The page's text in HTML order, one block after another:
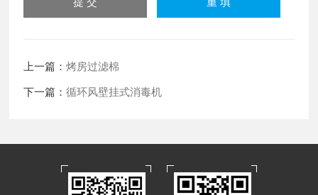
上一篇：烤房过滤棉
下一篇：循环风壁挂式消毒机